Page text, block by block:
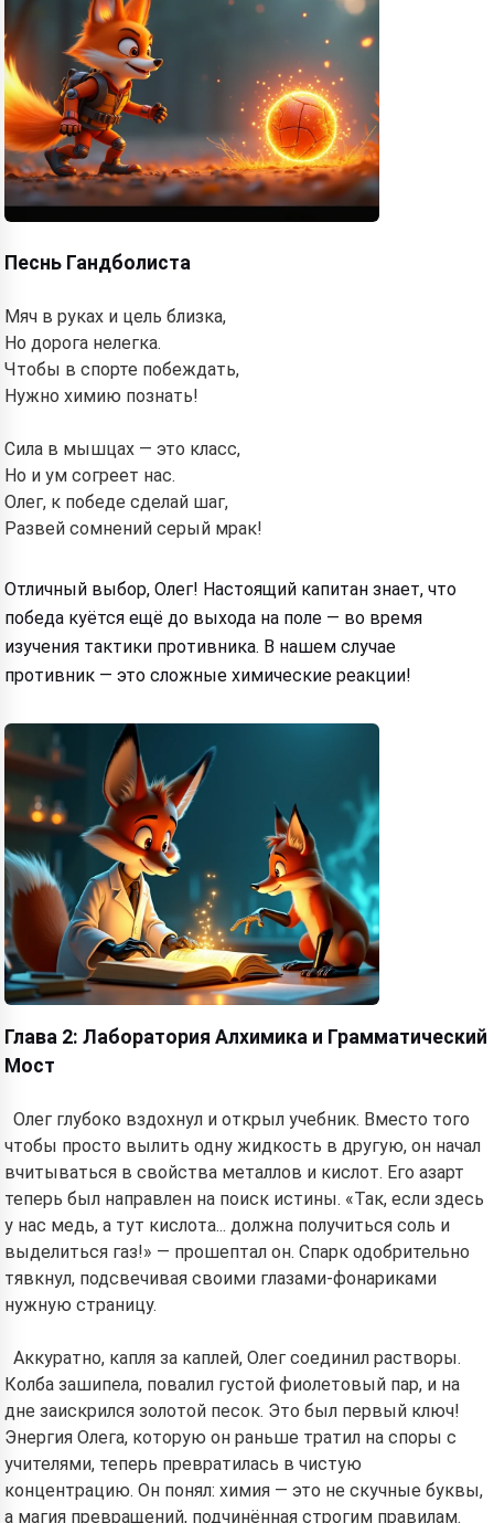
Песнь Гандболиста
Мяч в руках и цель близка,
Но дорога нелегка.
Чтобы в спорте побеждать,
Нужно химию познать!
Сила в мышцах — это класс,
Но и ум согреет нас.
Олег, к победе сделай шаг,
Развей сомнений серый мрак!
Отличный выбор, Олег! Настоящий капитан знает, что
победа куётся ещё до выхода на поле — во время
изучения тактики противника. В нашем случае
противник — это сложные химические реакции!
Глава 2: Лаборатория Алхимика и Грамматический
Мост
Олег глубоко вздохнул и открыл учебник. Вместо того
чтобы просто вылить одну жидкость в другую, он начал
вчитываться в свойства металлов и кислот. Его азарт
теперь был направлен на поиск истины. «Так, если здесь
у нас медь, а тут кислота... должна получиться соль и
выделиться газ!» — прошептал он. Спарк одобрительно
тявкнул, подсвечивая своими глазами-фонариками
нужную страницу.
Аккуратно, капля за каплей, Олег соединил растворы.
Колба зашипела, повалил густой фиолетовый пар, и на
дне заискрился золотой песок. Это был первый ключ!
Энергия Олега, которую он раньше тратил на споры с
учителями, теперь превратилась в чистую
концентрацию. Он понял: химия — это не скучные буквы,
а магия превращений, подчинённая строгим правилам.